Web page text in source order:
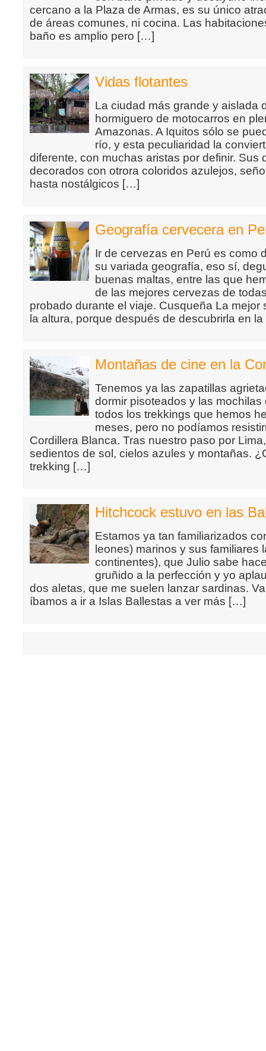
cercano a la Plaza de Armas, es su único
de áreas comunes, ni cocina. Las
baño es amplio pero […]
Vidas flotantes
La ciudad más grande y aislada
hormiguero de motocarros en
Amazonas. A Iquitos sólo se
río, y esta peculiaridad la
diferente, con muchas aristas por definir. Sus
decorados con otrora coloridos azulejos,
hasta nostálgicos […]
Geografía cervecera en
Ir de cervezas en Perú es como
su variada geografía, eso sí,
buenas maltas, entre las que
de las mejores cervezas de
probado durante el viaje. Cusqueña La mejor
la altura, porque después de descubrirla en
Montañas de cine en la
Tenemos ya las zapatillas
dormir pisoteados y las
todos los trekkings que hemos
meses, pero no podíamos
Cordillera Blanca. Tras nuestro paso por
sedientos de sol, cielos azules y montañas.
trekking […]
Hitchcock estuvo en las
Estamos ya tan familiarizados
leones) marinos y sus familiares
continentes), que Julio sabe
gruñido a la perfección y yo
dos aletas, que me suelen lanzar sardinas.
íbamos a ir a Islas Ballestas a ver más […]